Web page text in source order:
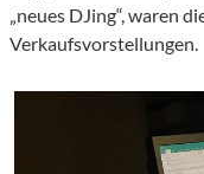
„neues DJing“, waren
Verkaufsvorstellungen.